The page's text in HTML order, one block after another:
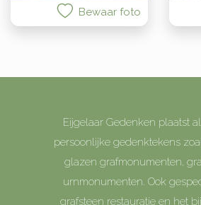
Bewaar foto
Eijgelaar Gedenken plaatst
persoonlijke gedenktekens
glazen grafmonumenten,
urnmonumenten. Ook
grafsteen restauratie en het